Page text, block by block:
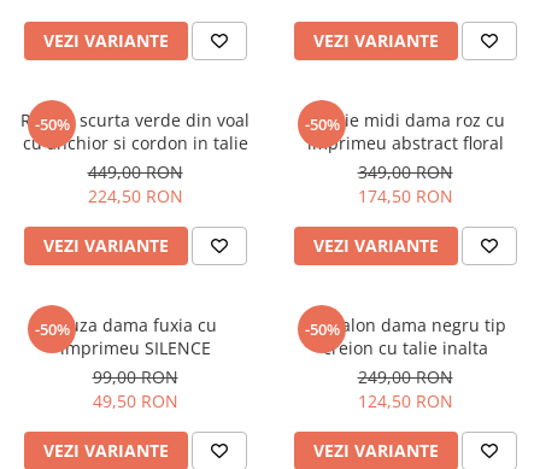
VEZI VARIANTE VEZI VARIANTE
-50%
Rochie scurta verde din voal
cu anchior si cordon in talie
449,00 RON
224,50 RON
VEZI VARIANTE
-50%
Rochie midi dama roz cu
imprimeu abstract floral
349,00 RON
174,50 RON
VEZI VARIANTE
-50%Bluza dama fuxia cu
imprimeu SILENCE
99,00 RON
49,50 RON
VEZI VARIANTE
-50%
Pantalon dama negru tip
creion cu talie inalta
249,00 RON
124,50 RON
VEZI VARIANTE